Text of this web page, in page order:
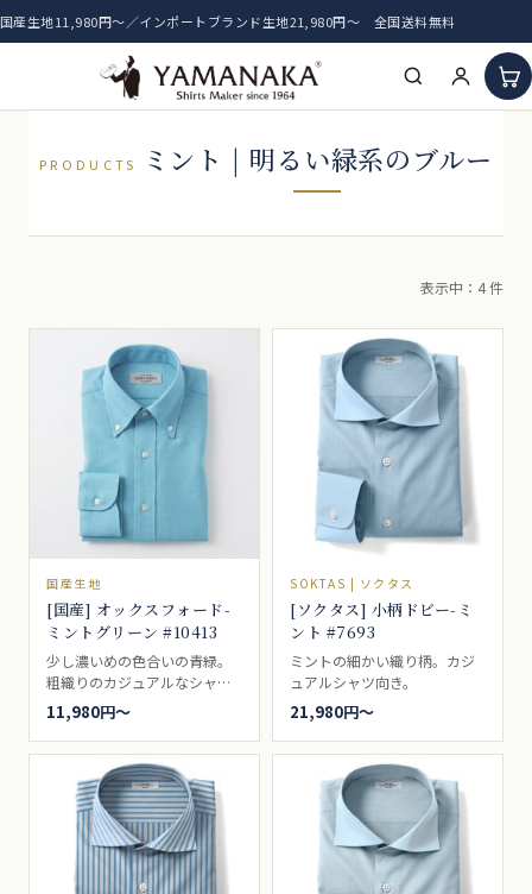
国産生地11,980円〜／インポートブランド生地21,980円〜 全国送料無料
PRODUCTS ミント | 明るい緑系のブルー
表示中：4 件
国産生地
[国産] オックスフォード-
ミントグリーン #10413
少し濃いめの色合いの青緑。
粗織りのカジュアルなシャツ
地。ボタンダウンの代名詞的
シャツ生地。ブレザーやジャ
ケットによく合い、アイビー
ルックなどでは代名詞的な存
在。カジュアルシャツ向き。
11,980円〜
SOKTAS | ソクタス
[ソクタス] 小柄ドビー-ミ
ント #7693
ミントの細かい織り柄。カジ
ュアルシャツ向き。
21,980円〜